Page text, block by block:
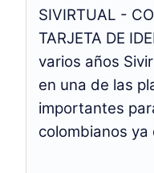
SIVIRTUAL -
TARJETA DE
varios años
en una de las
importantes
colombianos ya